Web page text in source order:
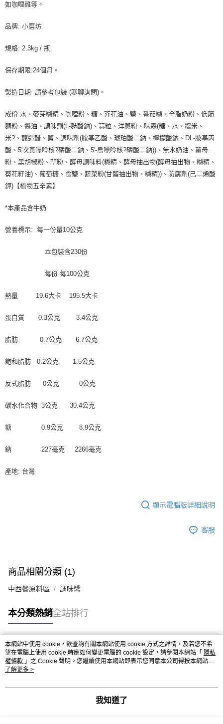
如咖哩雞等。
品牌: 小磨坊
規格: 2.3kg / 瓶
保存期限:24個月。
製造日期: 請參考包裝 (聊聊詢問)。
成份:水、麥芽糊精、咖哩粉、糖、芥花油、鹽、番茄糊、全脂奶粉、低筋
麵粉、醬油、調味劑(L-麩酸鈉)、蒜粒、洋蔥粉、味霖(糖、水、糯米、
米?、釀造醋、鹽、調味劑(胺基乙酸、琥珀酸二鈉、檸檬酸鈉、DL-胺基丙
酸、5'次黃嘌呤核?磷酸二鈉、5'-鳥嘌呤核?磷酸二鈉))、無水奶油、薑母
粉、黑胡椒粉、蒜粉、酵母調味料(糊精、酵母抽出物(酵母抽出物、糊精、
葵花籽油)、葡萄糖、食鹽、蔬菜粉(甘藍抽出物、糊精))、防腐劑(己二烯酸
鉀)【植物五辛素】
*本產品含牛奶
營養標示: 每一份量10公克
本包裝含230份
每份 每100公克
熱量 19.6大卡 195.5大卡
蛋白質 0.3公克 3.4公克
脂肪 0.7公克 6.7公克
飽和脂肪 0.2公克 1.5公克
反式脂肪 0公克 0公克
碳水化合物 3公克 30.4公克
糖 0.9公克 8.9公克
鈉 227毫克 2266毫克
產地: 台灣
顯示電腦版詳細說明
客服
商品相關分類 (1)
中西餐原料區 調味醬
本分類熱銷全站排行
熱門標籤
本網站中使用 cookie，欲查詢有關本網站使用 cookie 方式之詳情，及若您不希
望在電腦上使用 cookie 時應如何變更電腦的 cookie 設定，請參閱本網站「 隱私
權條款 」之 Cookie 聲明。您繼續使用本網站即表示您同意本公司得按本網站使
用條款之 Cookie 聲明使用 cookie。
了解更多 >
我知道了